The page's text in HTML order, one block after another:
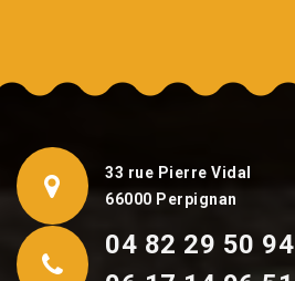
33 rue Pierre Vidal
66000 Perpignan
04 82 29 50 94